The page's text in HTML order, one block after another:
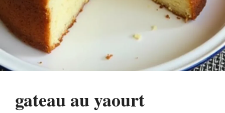
gateau au yaourt